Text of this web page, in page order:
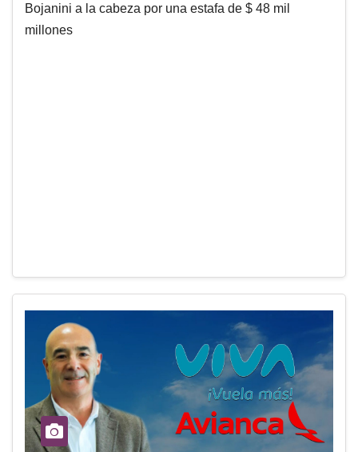
Bojanini a la cabeza por una estafa de $ 48 mil
millones